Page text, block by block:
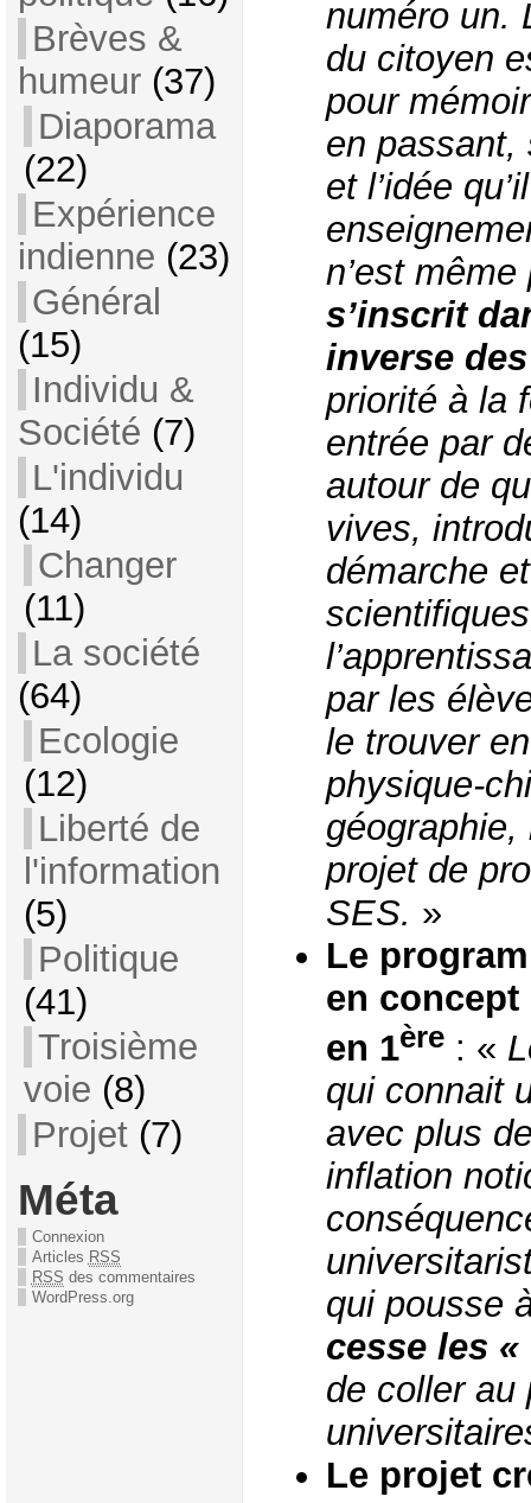
Brèves &
humeur(37)
Diaporama
(22)
Expérience
indienne (23)
Général
(15)
Individu &
Société (7)
L'individu
(14)
Changer
(11)
La société
(64)
Ecologie
(12)
Liberté de
l'information
(5)
Politique
(41)
Troisième
voie (8)
Projet(7)
Méta
Connexion
Articles RSS
RSS des commentaires
WordPress.org
numéro un.
du citoyen
pour
en passant,
et l’idée
n’est
s’inscrit
inverse
priorité à la
entrée par
autour de
vives,
démarche
par les
le trouver
physique-
projet de
SES. »
Le
en
en 1ère: «
qui connait
avec plus
inflation
qui pousse
cesse les
de coller au
Le projet